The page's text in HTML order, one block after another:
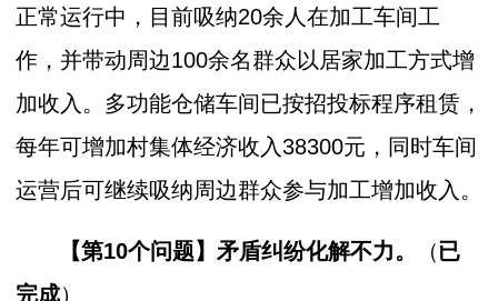
正常运行中，目前吸纳20余人在加工车间工
作，并带动周边100余名群众以居家加工方式增
加收入。多功能仓储车间已按招投标程序租赁，
每年可增加村集体经济收入38300元，同时车间
运营后可继续吸纳周边群众参与加工增加收入。
【第10个问题】矛盾纠纷化解不力。 （已
完成）